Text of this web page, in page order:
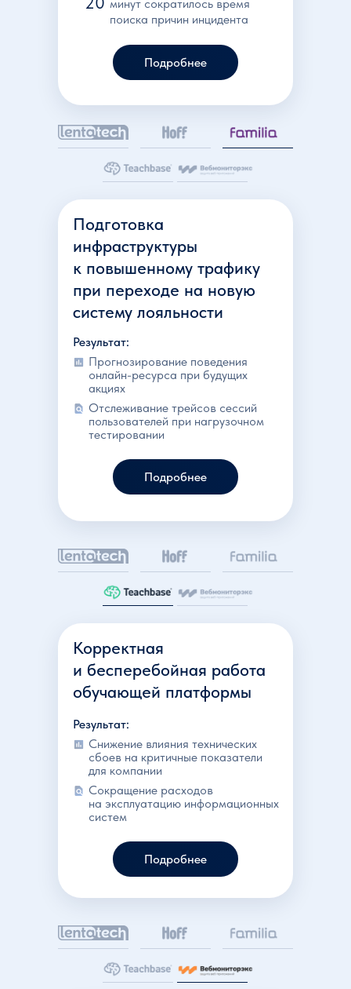
Подробнее
минут сократилось время
поиска причин инцидента
Подготовка
инфраструктуры
к повышенному трафику
при переходе на новую
систему лояльности
Подробнее
Отслеживание трейсов сессий
пользователей при нагрузочном
тестировании
Прогнозирование поведения
онлайн-ресурса при будущих
акциях
Результат:
Корректная
и бесперебойная работа
обучающей платформы
Подробнее
Сокращение расходов
на эксплуатацию информационных
систем
Снижение влияния технических
сбоев на критичные показатели
для компании
Результат: